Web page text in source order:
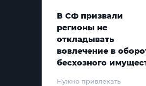
В СФ призвали
регионы не
откладывать
вовлечение в
бесхозного
Нужно привлекать